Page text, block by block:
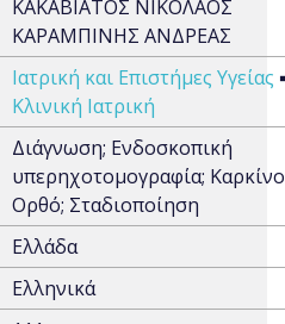
ΚΑΚΑΒΙΑΤΟΣ ΝΙΚΟΛΑΟΣ
ΚΑΡΑΜΠΙΝΗΣ ΑΝΔΡΕΑΣ
Ιατρική και Επιστήμες Υγείας
Κλινική Ιατρική
Διάγνωση; Ενδοσκοπική
υπερηχοτομογραφία;
Ορθό; Σταδιοποίηση
Ελλάδα
Ελληνικά